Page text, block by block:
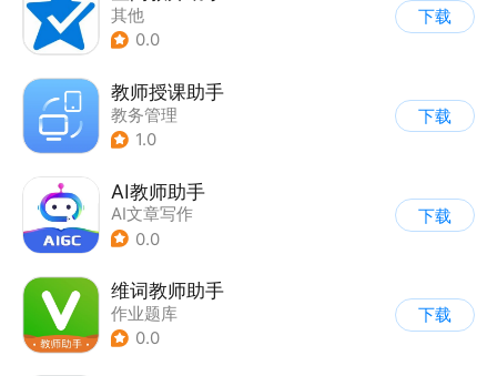
其他
0.0
下载
教师授课助手
教务管理
1.0
下载
AI教师助手
AI文章写作
0.0
下载
维词教师助手
作业题库
0.0
下载